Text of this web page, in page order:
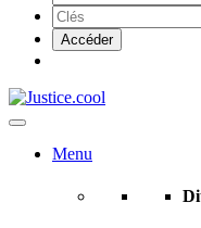
Menu